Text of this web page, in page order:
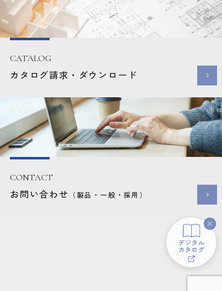
CATALOG
カタログ請求・ダウンロード
CONTACT
お問い合わせ （製品・一般・採用）